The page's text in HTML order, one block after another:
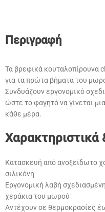
Περιγραφή
Τα βρεφικά κουταλοπίρουνα
για τα πρώτα βήματα του
Συνδυάζουν εργονομικό
ώστε το φαγητό να γίνεται
κάθε μέρα.
Κατασκευή από ανοξείδωτο
σιλικόνη
Εργονομική λαβή
χεράκια του μωρού
Αντέχουν σε θερμοκρασίες